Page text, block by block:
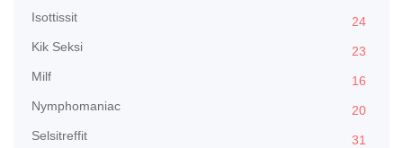
Isottissit
24
Kik Seksi
23
Milf
16
Nymphomaniac
20
Selsitreffit
31